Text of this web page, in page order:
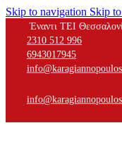
Skip to navigation Skip
Έναντι ΤΕΙ
2310 512 996
6943017945